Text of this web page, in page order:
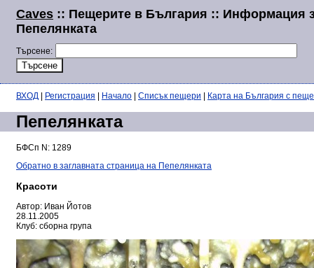
Caves :: Пещерите в България :: Информация
Пепелянката
Търсене:
ВХОД Регистрация Начало Списък пещери Карта на България с
Пепелянката
БФСп N: 1289
Обратно в заглавната страница на Пепелянката
Красоти
Автор: Иван Йотов
28.11.2005
Клуб: сборна група